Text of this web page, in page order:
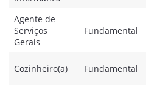
Agente de
Serviços
Gerais
Fundamental
Cozinheiro(a) Fundamental